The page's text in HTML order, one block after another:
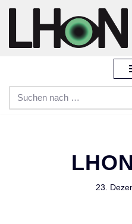
Inhalt
23.